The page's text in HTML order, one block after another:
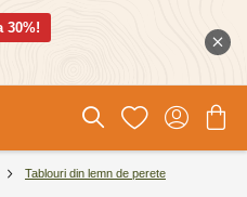
30%!
Tablouri din lemn de perete